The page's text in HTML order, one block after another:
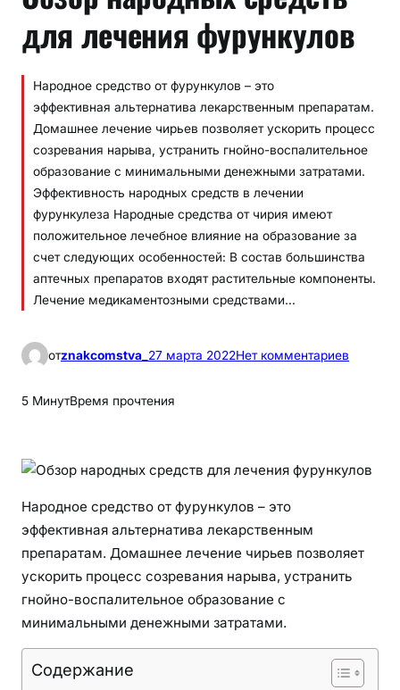
для лечения фурункулов
Народное средство от фурункулов – это
эффективная альтернатива лекарственным препаратам.
Домашнее лечение чирьев позволяет ускорить процесс
созревания нарыва, устранить гнойно-воспалительное
образование с минимальными денежными затратами.
Эффективность народных средств в лечении
фурункулеза Народные средства от чирия имеют
положительное лечебное влияние на образование за
счет следующих особенностей: В состав большинства
аптечных препаратов входят растительные компоненты.
Лечение медикаментозными средствами…
отznakcomstva_ 27 марта 2022Нет комментариев
о
р
5 МинутВремя прочтения
Народное средство от фурункулов – это
эффективная альтернатива лекарственным
препаратам. Домашнее лечение чирьев позволяет
ускорить процесс созревания нарыва, устранить
гнойно-воспалительное образование с
минимальными денежными затратами.
Содержание